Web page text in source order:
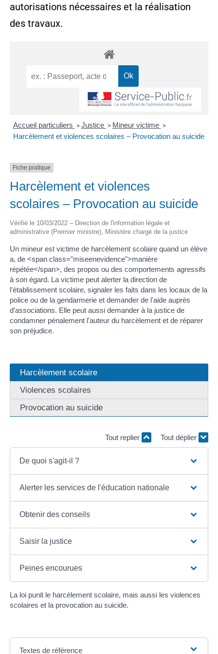
autorisations nécessaires et la réalisation
des travaux.
Accueil particuliers > Justice > Mineur victime >
Harcèlement et violences scolaires – Provocation au suicide
Fiche pratique
Harcèlement et violences
scolaires – Provocation au suicide
Vérifié le 10/03/2022 – Direction de l'information légale et
administrative (Premier ministre), Ministère chargé de la justice
Un mineur est victime de harcèlement scolaire quand un élève
a, de <span class="miseenevidence">manière
répétée</span>, des propos ou des comportements agressifs
à son égard. La victime peut alerter la direction de
l'établissement scolaire, signaler les faits dans les locaux de la
police ou de la gendarmerie et demander de l'aide auprès
d'associations. Elle peut aussi demander à la justice de
condamner pénalement l'auteur du harcèlement et de réparer
son préjudice.
Harcèlement scolaire
Violences scolaires
Provocation au suicide
Tout replier Tout déplier
De quoi s'agit-il ?
Alerter les services de l'éducation nationale
Obtenir des conseils
Saisir la justice
Peines encourues
La loi punit le harcèlement scolaire, mais aussi les violences
scolaires et la provocation au suicide.
Textes de référence